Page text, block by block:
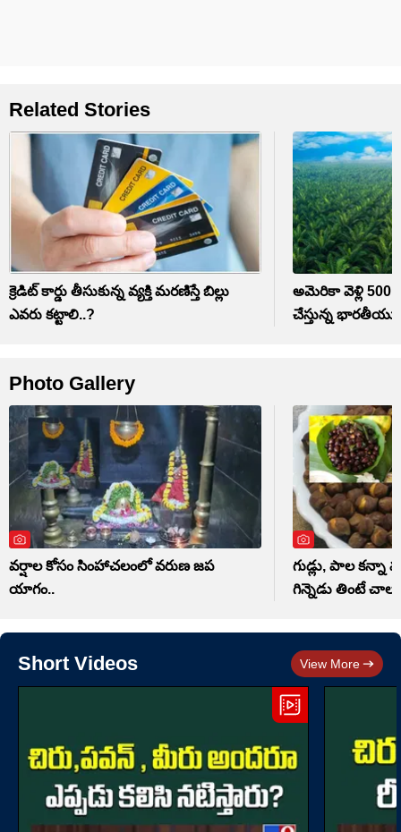
Related Stories
క్రెడిట్ కార్డు తీసుకున్న వ్యక్తి మరణిస్తే బిల్లు
ఎవరు కట్టాలి..?
అమెరికా వెళ్లి 500
చేస్తున్న
Photo Gallery
వర్షాల కోసం సింహాచలంలో వరుణ జప
యాగం..
గుడ్లు, పాల కన్నా
గిన్నెడు తింటే చాలు
Short Videos View More